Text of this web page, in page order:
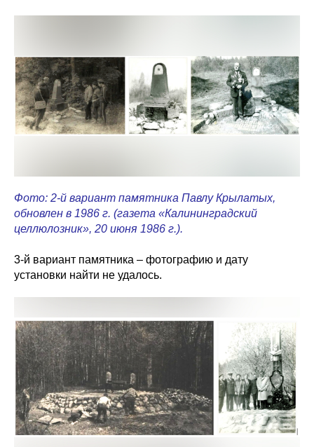
Фото: 2-й вариант памятника Павлу Крылатых,
обновлен в 1986 г. (газета «Калининградский
целлюлозник», 20 июня 1986 г.).
3-й вариант памятника – фотографию и дату
установки найти не удалось.